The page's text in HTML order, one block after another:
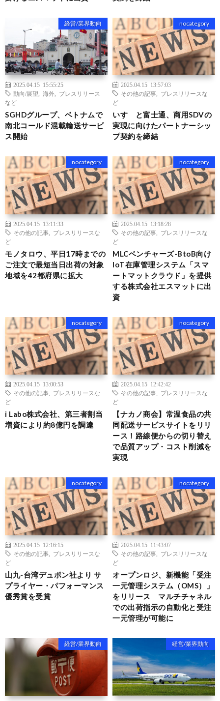
経営/業界動向
2025.04.15 15:55:25
動向/展望
海外
プレスリリース
など
SGHDグループ、ベトナムで
南北コールド混載輸送サービ
ス開始
nocategory
2025.04.15 13:57:03
その他の記事
プレスリリースな
ど
いすゞと富士通、商用SDVの
実現に向けたパートナーシッ
プ契約を締結
nocategory
2025.04.15 13:11:33
その他の記事
プレスリリースな
ど
モノタロウ、平日17時までの
ご注文で最短当日出荷の対象
地域を42都府県に拡大
nocategory
2025.04.15 13:18:28
その他の記事
プレスリリースな
ど
MLCベンチャーズ-BtoB向け
IoT在庫管理システム「スマ
ートマットクラウド」を提供
する株式会社エスマットに出
資
nocategory
2025.04.15 13:00:53
その他の記事
プレスリリースな
ど
i Labo株式会社、第三者割当
増資により約8億円を調達
nocategory
2025.04.15 12:42:42
その他の記事
プレスリリースな
ど
【ナカノ商会】常温食品の共
同配送サービスサイトをリリ
ース！路線便からの切り替え
で品質アップ・コスト削減を
実現
nocategory
2025.04.15 12:16:15
その他の記事
プレスリリースな
ど
山九-台湾デュポン社より サ
プライヤー・パフォーマンス
優秀賞を受賞
nocategory
2025.04.15 11:43:07
その他の記事
プレスリリースな
ど
オープンロジ、新機能「受注
一元管理システム（OMS）」
をリリース マルチチャネル
での出荷指示の自動化と受注
一元管理が可能に
経営/業界動向 経営/業界動向